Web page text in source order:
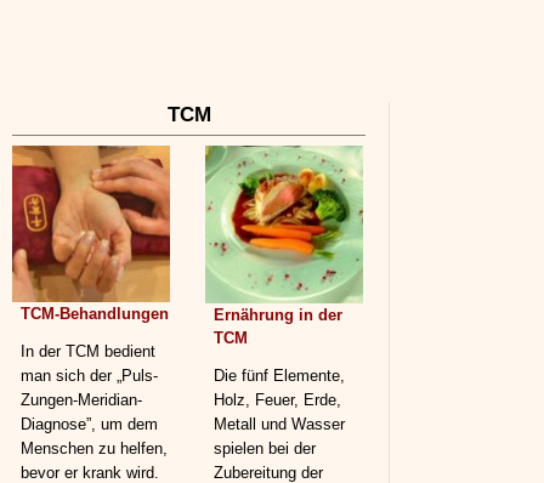
TCM
TCM-Behandlungen
In der TCM bedient
man sich der „Puls-
Zungen-Meridian-
Diagnose”, um dem
Menschen zu helfen,
bevor er krank wird.
Ernährung in der
TCM
Die fünf Elemente,
Holz, Feuer, Erde,
Metall und Wasser
spielen bei der
Zubereitung der